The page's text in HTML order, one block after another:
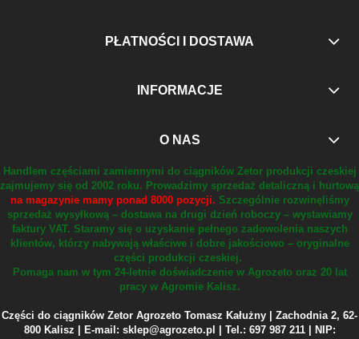
PŁATNOŚCI I DOSTAWA
INFORMACJE
O NAS
Handlem częściami zamiennymi do ciągników Zetor produkcji czeskiej
zajmujemy się od 2002 roku. Prowadzimy sprzedaż detaliczną i hurtową
na magazynie mamy ponad 8000 pozycji. Szczególnie rozwinęliśmy
sprzedaż wysyłkową – dostawa na drugi dzień roboczy – wystawiamy
faktury VAT. Staramy się o uzyskanie pełnego zadowolenia naszych
klientów, którzy nabywają właściwe i dobre jakościowo – oryginalne
części produkcji czeskiej.
Pomaga nam w tym 24-letnie doświadczenie w Agrozeto oraz 20 lat
pracy w Agromie Kalisz.
Części do ciągników Zetor Agrozeto Tomasz Kałużny | Zachodnia 2, 62-
800 Kalisz | E-mail: sklep@agrozeto.pl | Tel.: 697 987 211 | NIP: